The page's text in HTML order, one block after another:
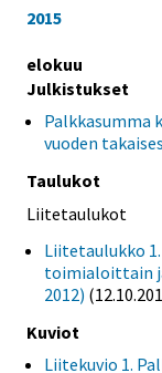
2015
elokuu
Julkistukset
Palkkasumma
vuoden
Taulukot
Liitetaulukot
Liitetaulukko
toimialoittain
2012)
Kuviot
Liitekuvio 1.